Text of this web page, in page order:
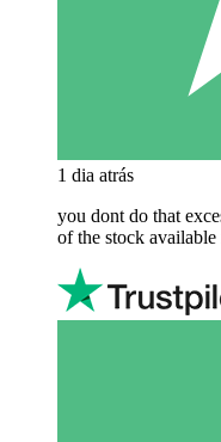
1 dia atrás
you dont do that
of the stock